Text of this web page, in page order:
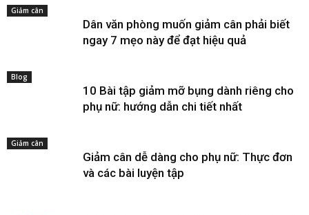
Giảm cân
Dân văn phòng muốn giảm cân phải biết
ngay 7 mẹo này để đạt hiệu quả
Blog
10 Bài tập giảm mỡ bụng dành riêng cho
phụ nữ: hướng dẫn chi tiết nhất
Giảm cân
Giảm cân dễ dàng cho phụ nữ: Thực đơn
và các bài luyện tập